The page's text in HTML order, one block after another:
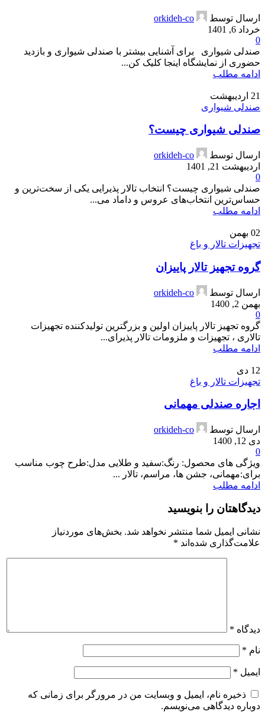
ارسال توسط
orkideh-co
خرداد 6, 1401
0
صندلی شیواری برای آشنایی بیشتر با صندلی شیواری و بازدید
حضوری از نمایشگاه اینجا کلیک کن...
ادامه مطلب
21 اردیبهشت
صندلی شیواری
صندلی شیواری چیست؟
ارسال توسط
orkideh-co
اردیبهشت 21, 1401
0
صندلی شیواری چیست؟ انتخاب تالار پذیرایی یکی از سخت‌ترین و
حساس‌ترین انتخاب‌های عروس و داماد می‌...
ادامه مطلب
02 بهمن
تجهیزات تالار و باغ
گروه تجهیز تالار پاییزان
ارسال توسط
orkideh-co
بهمن 2, 1400
0
گروه تجهیز تالار پاییزان اولین و بزرگترین تولیدکننده تجهیزات
تالاری ، تجهیزات و ملزومات تالار پذیرای...
ادامه مطلب
12 دی
تجهیزات تالار و باغ
اجاره صندلی مهمانی
ارسال توسط
orkideh-co
دی 12, 1400
0
ویژگی های محصول: رنگ:سفید و طلایی مدل:طرح چوب مناسب
برای:مهمانی، جشن ها، مراسم، تالار ...
ادامه مطلب
دیدگاهتان را بنویسید
نشانی ایمیل شما منتشر نخواهد شد. بخش‌های موردنیاز
علامت‌گذاری شده‌اند *
دیدگاه *
نام *
ایمیل *
ذخیره نام، ایمیل و وبسایت من در مرورگر برای زمانی که
دوباره دیدگاهی می‌نویسم.